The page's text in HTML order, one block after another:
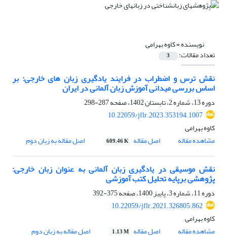
نویسنده =کاوه بهرامی
تعداد مقالات: 3
نقش ترس و اضطراب در فرایند یادگیری زبان های خارجی: بر
اساس بررسی میدانی آموزش زبان آلمانی در ایران
دوره 13، شماره 2، تابستان 1402، صفحه
287-298
10.22059/jflr.2023.353194.1007
کاوه بهرامی
مشاهده مقاله
اصل مقاله 609.46 K اصل مقاله به زبان دوم
نقش موسیقی در یادگیری زبان آلمانی به عنوان زبان خارجی:
پژوهشی برپایه تحلیل کتب آموزشی
دوره 11، شماره 3، پاییز 1400، صفحه
375-392
10.22059/jflr.2021.326805.862
کاوه بهرامی
مشاهده مقاله
اصل مقاله 1.13 M اصل مقاله به زبان دوم